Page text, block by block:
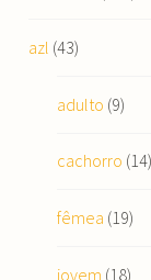
azl (43)
adulto (9)
cachorro (14)
fêmea (19)
jovem (18)